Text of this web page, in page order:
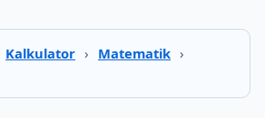
Kalkulator › Matematik ›